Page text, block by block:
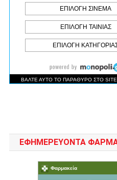
ΕΦΗΜΕΡΕΥΟΝΤΑ